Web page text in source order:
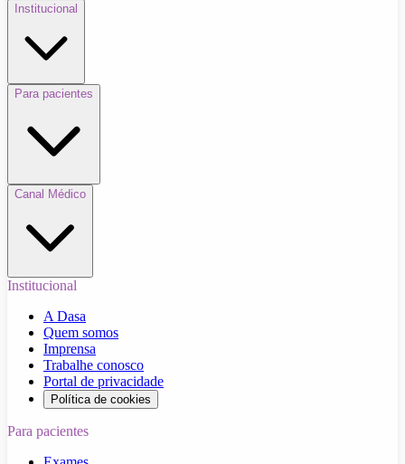
Institucional
Para pacientes
Canal Médico
Institucional
A Dasa
Quem somos
Imprensa
Trabalhe conosco
Portal de privacidade
Política de cookies
Para pacientes